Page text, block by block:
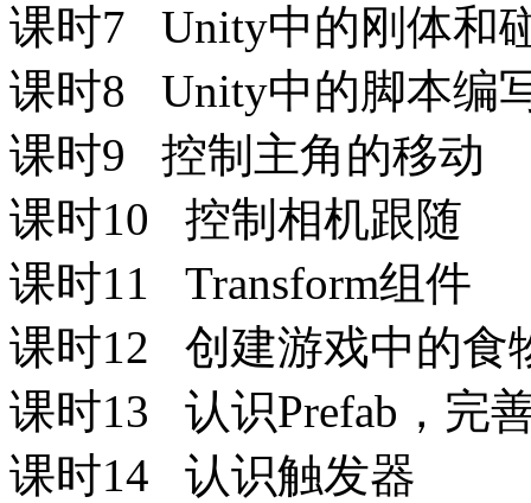
课时7 Unity中的刚体和
课时8 Unity中的脚本编
课时9 控制主角的移动
课时10 控制相机跟随
课时11 Transform组件
课时12 创建游戏中的食
课时13 认识Prefab，完
课时14 认识触发器